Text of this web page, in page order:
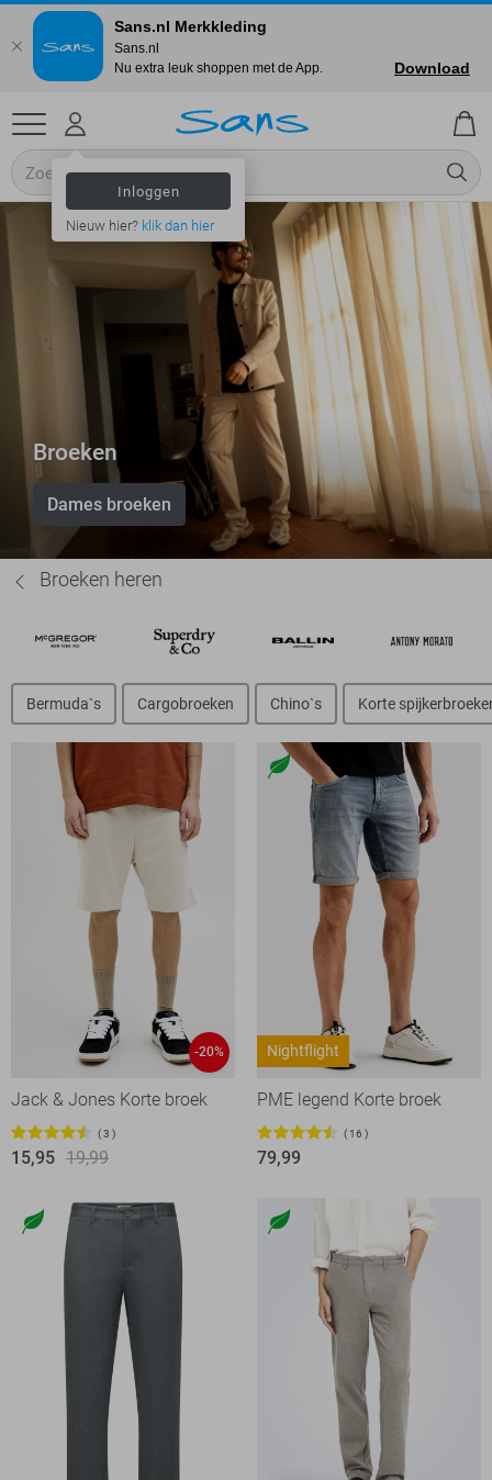
Inloggen
Nieuw hier? klik dan hier
Broeken
Dames broeken
Broeken heren
Bermuda`s Cargobroeken Chino`s Korte
-20%
Jack & Jones Korte broek
3
15,95 19,99
Nightflight
PME legend Korte broek
16
79,99
Sans.nl Merkkleding
Sans.nl
Nu extra leuk shoppen met de App.
Download